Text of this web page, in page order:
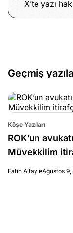
X’te yazı
Geçmiş
Köşe Yazıları
ROK’un
Müvekkilim
Fatih Altaylı Ağustos 9,